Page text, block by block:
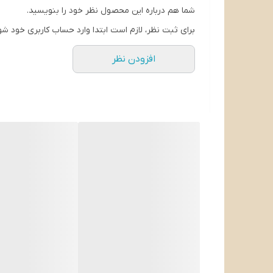
شما هم درباره این محصول نظر خود را بنویسید.
برای ثبت نظر، لازم است ابتدا وارد حساب کاربری خود
افزودن نظر